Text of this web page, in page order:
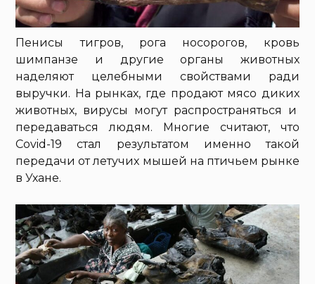
Пенисы тигров, рога носорогов, кровь
шимпанзе и другие органы животных
наделяют целебными свойствами ради
выручки. На рынках, где продают мясо диких
животных, вирусы могут распространяться и
передаваться людям. Многие считают, что
Covid-19 стал результатом именно такой
передачи от летучих мышей на птичьем рынке
в Ухане.